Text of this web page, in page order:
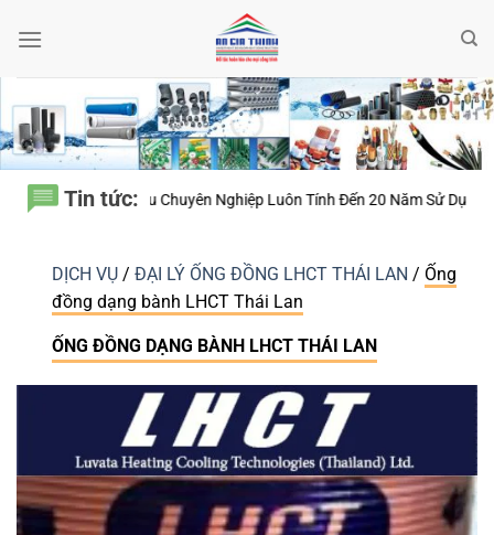
qua
Tin tức:
Nghiệp Luôn Tính Đến 20 Năm Sử Dụng Thay Vì Chỉ Giá Thành?
DỊCH VỤ / ĐẠI LÝ ỐNG ĐỒNG LHCT THÁI LAN / Ống
đồng dạng bành LHCT Thái Lan
ỐNG ĐỒNG DẠNG BÀNH LHCT THÁI LAN